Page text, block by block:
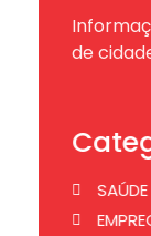
de
SAÚDE